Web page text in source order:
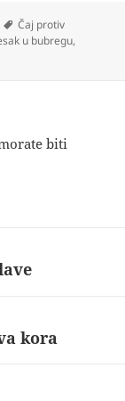
Oznake
Čaj protiv
u bubregu,
biti
kora